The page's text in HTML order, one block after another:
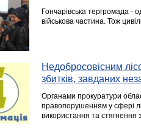
Гончарівська тергромада -
військова частина. Тож
Недобросовісним
збитків, завданих
Органами прокуратури
правопорушенням у сфері
використання та стягнення